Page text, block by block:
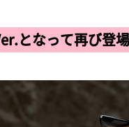
となって再び登